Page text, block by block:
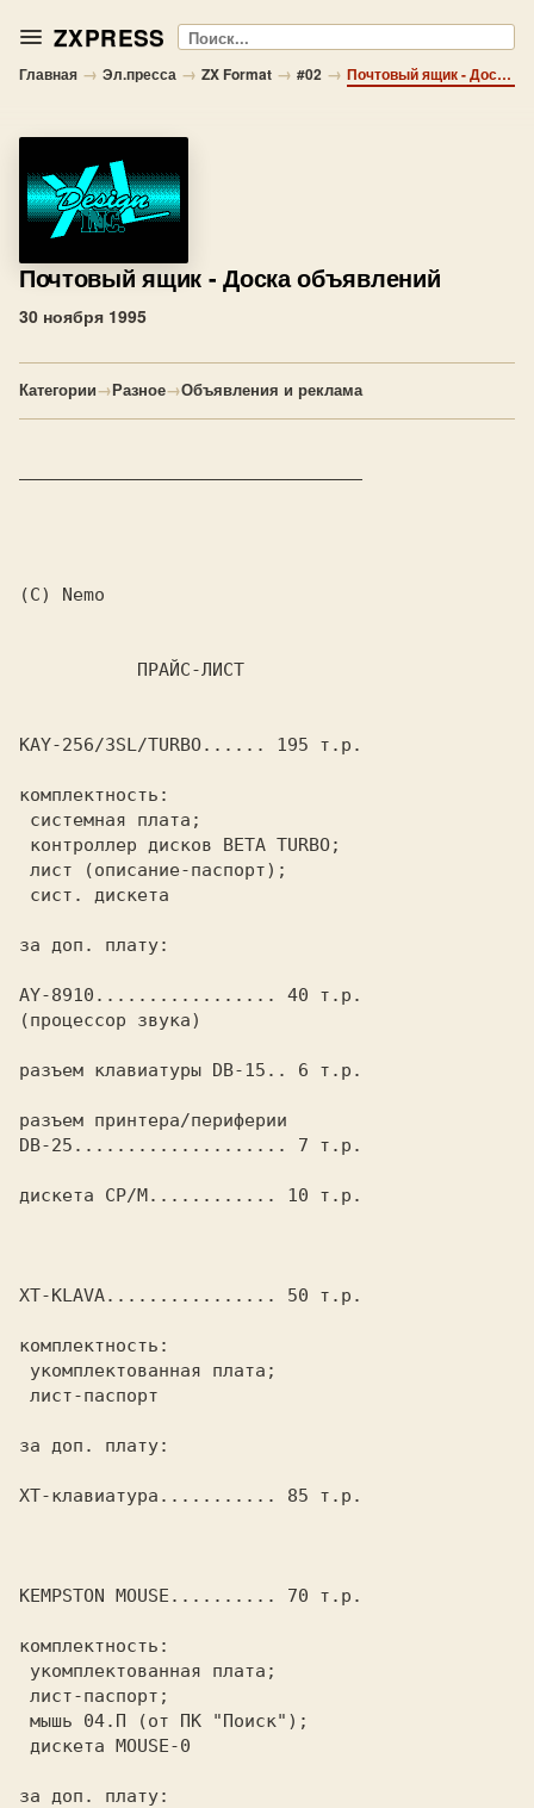
ZXPRESS Поиск
Главная → Эл.пресса → ZX Format → #02 → Почтовый ящик - Доска объявлений
Почтовый ящик - Доска объявлений
30 ноября 1995
Категории→Разное→Объявления и реклама
KAY-256/3SL/TURBO...... 195 т.р.
комплектность:
за доп. плату:
AY-8910................. 40 т.р.
(процессор звука)
разъем клавиатуры DB-15.. 6 т.р.
разъем принтера/периферии
DB-25.................... 7 т.р.
дискета CP/M............ 10 т.р.
XT-KLAVA................ 50 т.р.
комплектность:
за доп. плату:
XT-клавиатура........... 85 т.р.
KEMPSTON MOUSE.......... 70 т.р.
комплектность:
за доп. плату: